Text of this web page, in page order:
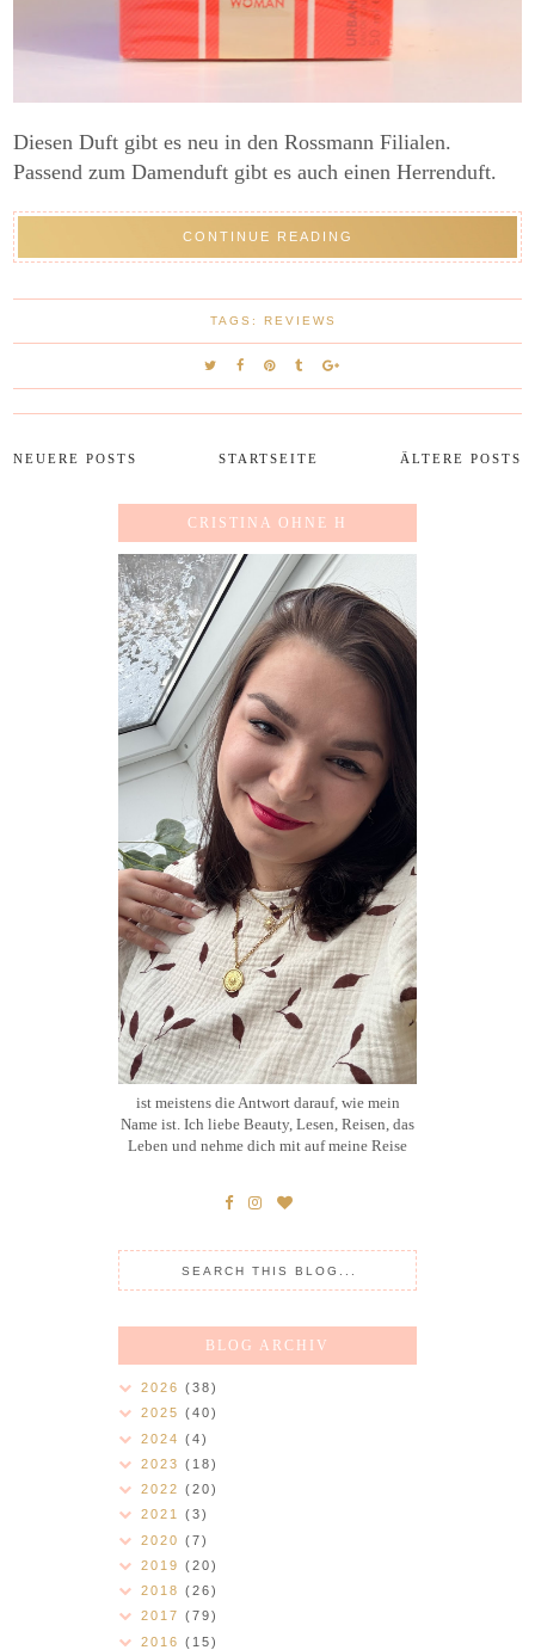
Diesen Duft gibt es neu in den Rossmann Filialen.
Passend zum Damenduft gibt es auch einen Herrenduft.
CONTINUE READING
TAGS: REVIEWS
NEUERE POSTS ÄLTERE POSTS
STARTSEITE
CRISTINA OHNE H
ist meistens die Antwort darauf, wie mein
Name ist. Ich liebe Beauty, Lesen, Reisen, das
Leben und nehme dich mit auf meine Reise
BLOG ARCHIV
2026 (38)
2025 (40)
2024 (4)
2023 (18)
2022 (20)
2021 (3)
2020 (7)
2019 (20)
2018 (26)
2017 (79)
2016 (15)